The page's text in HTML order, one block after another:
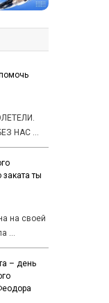
НАС …
ты
на своей
…
– день